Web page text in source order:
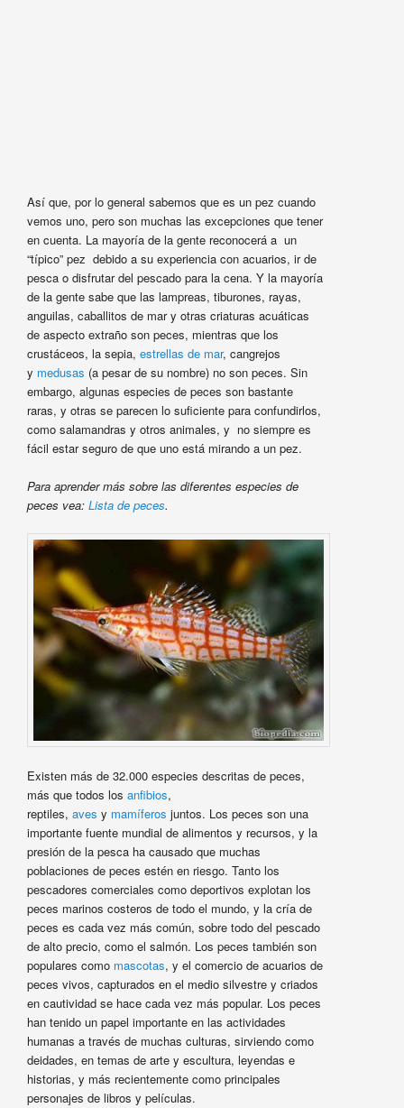
Así que, por lo general sabemos que es un pez cuando
vemos uno, pero son muchas las excepciones que tener
en cuenta. La mayoría de la gente reconocerá a un
“típico” pez debido a su experiencia con acuarios, ir de
pesca o disfrutar del pescado para la cena. Y la mayoría
de la gente sabe que las lampreas, tiburones, rayas,
anguilas, caballitos de mar y otras criaturas acuáticas
de aspecto extraño son peces, mientras que los
crustáceos, la sepia, estrellas de mar, cangrejos
y medusas (a pesar de su nombre) no son peces. Sin
embargo, algunas especies de peces son bastante
raras, y otras se parecen lo suficiente para confundirlos,
como salamandras y otros animales, y no siempre es
fácil estar seguro de que uno está mirando a un pez.
Para aprender más sobre las diferentes especies de
peces vea: Lista de peces.
Existen más de 32.000 especies descritas de peces,
más que todos los anfibios,
reptiles, aves y mamíferos juntos. Los peces son una
importante fuente mundial de alimentos y recursos, y la
presión de la pesca ha causado que muchas
poblaciones de peces estén en riesgo. Tanto los
pescadores comerciales como deportivos explotan los
peces marinos costeros de todo el mundo, y la cría de
peces es cada vez más común, sobre todo del pescado
de alto precio, como el salmón. Los peces también son
populares como mascotas, y el comercio de acuarios de
peces vivos, capturados en el medio silvestre y criados
en cautividad se hace cada vez más popular. Los peces
han tenido un papel importante en las actividades
humanas a través de muchas culturas, sirviendo como
deidades, en temas de arte y escultura, leyendas e
historias, y más recientemente como principales
personajes de libros y películas.